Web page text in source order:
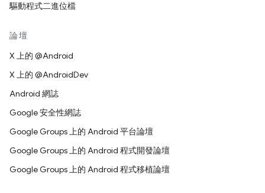
驅動程式二進位檔
論壇
X 上的 @Android
X 上的 @AndroidDev
Android 網誌
Google 安全性網誌
Google Groups 上的 Android 平台論壇
Google Groups 上的 Android 程式開發論壇
Google Groups 上的 Android 程式移植論壇